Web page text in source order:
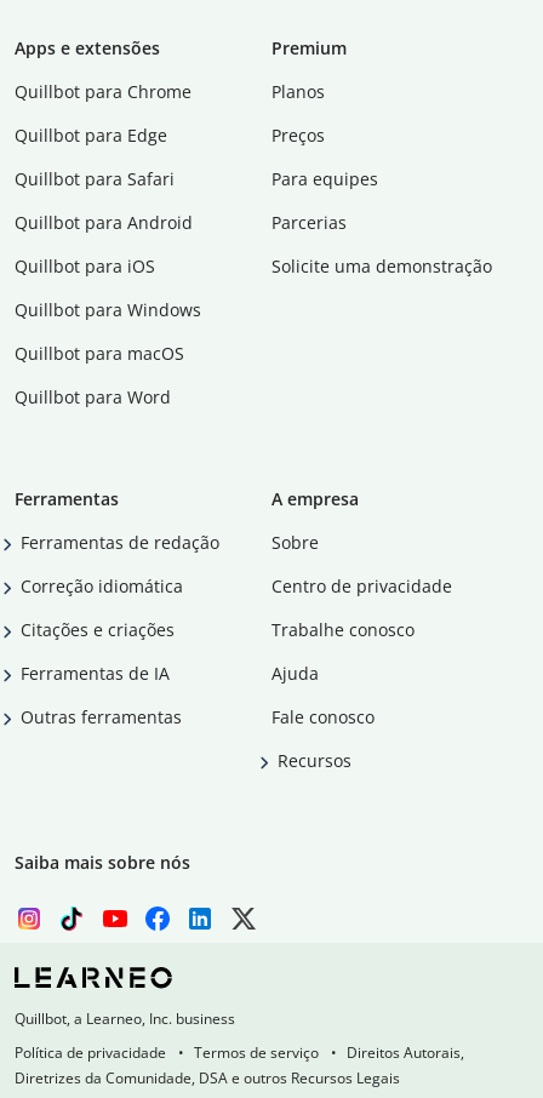
Apps e extensões
Quillbot para Chrome
Quillbot para Edge
Quillbot para Safari
Quillbot para Android
Quillbot para iOS
Quillbot para Windows
Quillbot para macOS
Quillbot para Word
Premium
Planos
Preços
Para equipes
Parcerias
Solicite uma demonstração
Ferramentas
Ferramentas de redação
Correção idiomática
Citações e criações
Ferramentas de IA
Outras ferramentas
A empresa
Sobre
Centro de privacidade
Trabalhe conosco
Ajuda
Fale conosco
Recursos
Saiba mais sobre nós
Quillbot, a Learneo, Inc. business
Política de privacidade
Termos de serviço
Direitos Autorais,
Diretrizes da Comunidade, DSA e outros Recursos Legais